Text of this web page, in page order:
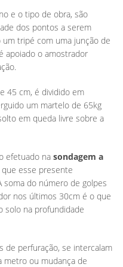
e o tipo de obra, são
dos pontos a serem
tripé com uma junção de
apoiado o amostrador
45 cm, é dividido em
um martelo de 65kg
em queda livre sobre a
efetuado na sondagem a
esse presente
do número de golpes
nos últimos 30cm é o que
solo na profundidade
de perfuração, se intercalam
metro ou mudança de